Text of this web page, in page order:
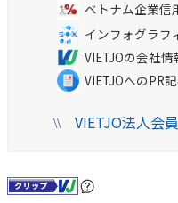
ベトナム企業信
インフォグラフ
VIETJOの会社
VIETJOへのPR
\\VIETJO法人会